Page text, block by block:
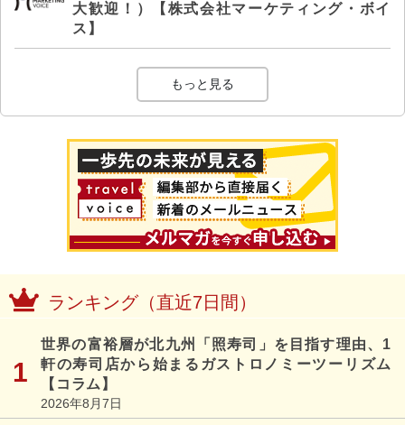
大歓迎！）【株式会社マーケティング・ボイ
ス】
もっと見る
ランキング（直近7日間）
世界の富裕層が北九州「照寿司」を目指す理由、1
軒の寿司店から始まるガストロノミーツーリズム
【コラム】
2026年8月7日